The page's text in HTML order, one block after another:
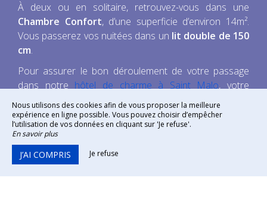
À deux ou en solitaire, retrouvez-vous dans une
Chambre Confort, d’une superficie d’environ 14m².
Vous passerez vos nuitées dans un lit double de 150
cm.
Pour assurer le bon déroulement de votre passage
dans notre hôtel de charme à Saint Malo, votre
chambre comprend une salle de bain avec douche et
de nombreux équipements de qualité comme un
fauteuil de lecture, un bureau, une télévision écran
plat, un plateau de courtoisie, …
Nous utilisons des cookies afin de vous proposer la meilleure
expérience en ligne possible. Vous pouvez choisir d’empêcher
l’utilisation de vos données en cliquant sur 'Je refuse'.
En savoir plus
J’AI COMPRIS Je refuse